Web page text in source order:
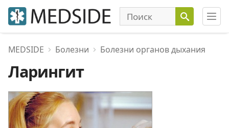
MEDSIDE Болезни Болезни органов дыхания
Ларингит